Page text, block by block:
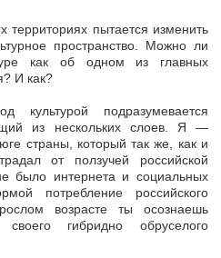
пытается изменить
пространство. Можно ли
как об одном из главных
И как?
подразумевается
из нескольких слоев. Я —
страны, который так же, как и
от ползучей российской
было интернета и социальных
потребление российского
возрасте ты осознаешь
гибридно обруселого